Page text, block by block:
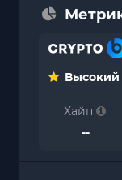
Высокий
Хайп
--